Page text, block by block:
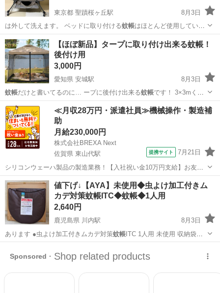
東京都 聖蹟桜ヶ丘駅
8月3日
は外して洗えます。 ベッドに取り付ける蚊帳はほとんど使用していな
いので、未使用に…
東京 多摩市 聖蹟桜ヶ丘駅 ベビー用品
【ほぼ新品】タープに取り付け出来る蚊帳！
後付け用
3,000円
愛知県 安城駅
8月3日
蚊帳だけと書いてるのに… ープに後付け出来る蚊帳です！ 3×3mく…
型でも合う後付けの蚊帳です！ タープはも… ント #タープ #蚊帳#
愛知 安城市 安城駅 家具 蚊帳
≪月収28万円・派遣社員≫機械操作・製造補
助
月給230,000円
株式会社BREXA Next
佐賀県 東山代駅
提携サイト 7月21日
シリコンウェーハ製品の製造業務！【入社祝い金10万円支給】お友達
やカップルとの応募OK◎年間休日129日＆休出なしでプライベート充
実♪業務はクリーンルームで快適作業◎自社正社員登用制度あり★1食
300円～の格安食堂あり！《佐...
佐賀 伊万里市 東山代駅 その他
値下げ↓【AYA】未使用◆虫よけ加工付きム
カデ対策蚊帳ITC◆蚊帳◆1人用
2,640円
鹿児島県 川内駅
8月3日
あります ●虫よけ加工付きムカデ対策蚊帳ITC 1人用 未使用 収納袋付
き 1…